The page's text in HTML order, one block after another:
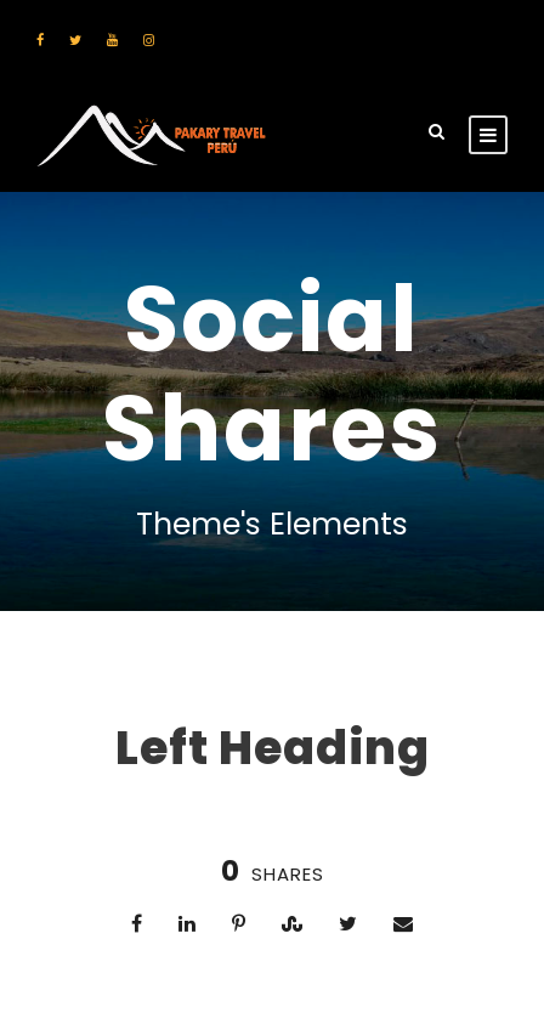
Social
Shares
Theme's Elements
Left Heading
0 SHARES